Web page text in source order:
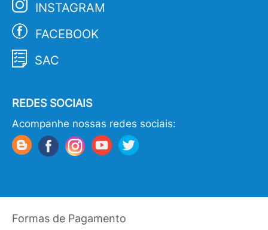
INSTAGRAM
FACEBOOK
SAC
REDES SOCIAIS
Acompanhe nossas redes sociais:
Formas de Pagamento